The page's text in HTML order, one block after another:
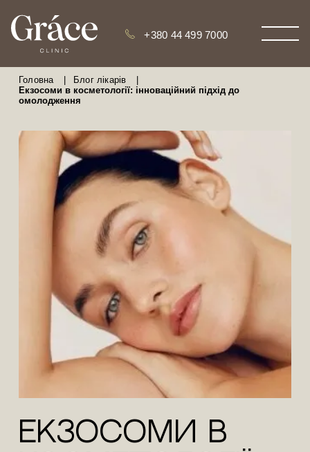
+380 44 499 7000
Головна Блог лікарів
Екзосоми в косметології: інноваційний підхід до
омолодження
Екзосоми в